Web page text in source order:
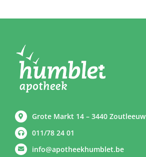
Grote Markt 14 – 3440 Zoutleeuw
011/78 24 01
info@apotheekhumblet.be